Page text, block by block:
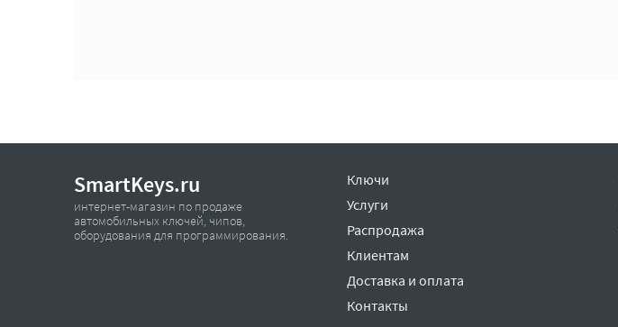
SmartKeys.ru
интернет-магазин по продаже
автомобильных ключей, чипов,
оборудования для программирования.
Ключи
Услуги
Распродажа
Клиентам
Доставка и оплата
Контакты